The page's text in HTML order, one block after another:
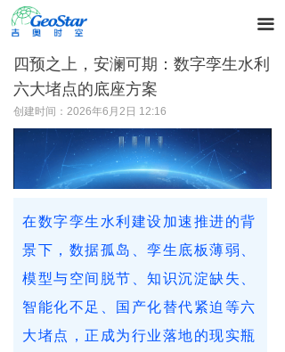
끀
四预之上，安澜可期：数字孪生水利
六大堵点的底座方案
创建时间： 2026年6月2日 12:16
在数字孪生水利建设加速推进的背
景下，数据孤岛、孪生底板薄弱、
模型与空间脱节、知识沉淀缺失、
智能化不足、国产化替代紧迫等六
大堵点，正成为行业落地的现实瓶